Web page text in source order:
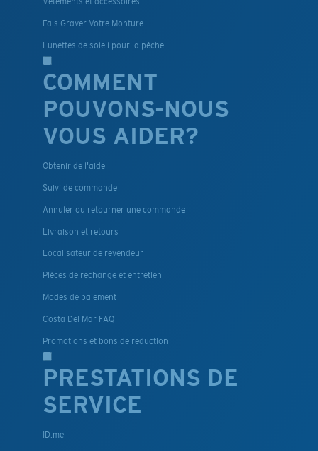
Fais Graver Votre Monture
Lunettes de soleil pour la pêche
COMMENT
POUVONS-NOUS
VOUS AIDER?
Obtenir de l'aide
Suivi de commande
Annuler ou retourner une commande
Livraison et retours
Localisateur de revendeur
Pièces de rechange et entretien
Modes de paiement
Costa Del Mar FAQ
Promotions et bons de reduction
PRESTATIONS DE
SERVICE
ID.me